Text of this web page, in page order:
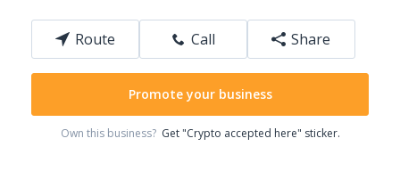
Route Call Share
Promote your business
Own this business? Get "Crypto accepted here" sticker.